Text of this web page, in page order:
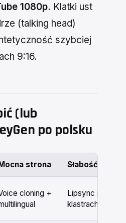
1080p. Klatki ust
(talking head)
szybciej
9:16.
(lub
po polsku
Mocna strona Słabość pod PL
cloning +
Lipsync przy
klastrach